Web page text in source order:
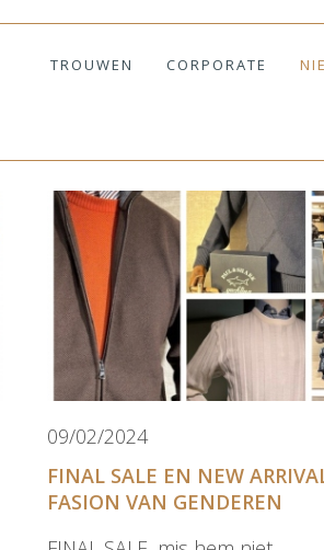
TROUWEN CORPORATE
09/02/2024
FINAL SALE EN NEW
FASION VAN GENDEREN